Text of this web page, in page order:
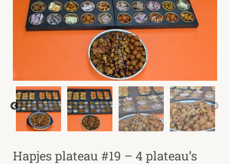
Hapjes plateau #19 – 4 plateau’s